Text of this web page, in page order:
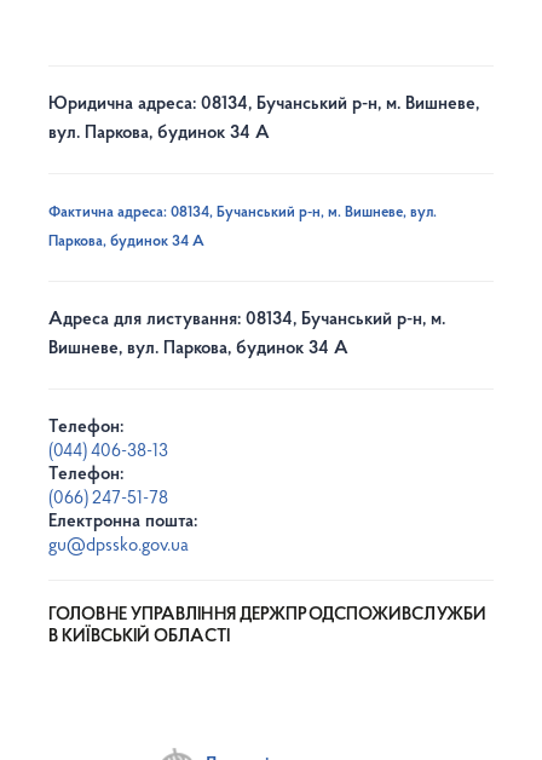
Юридична адреса: 08134, Бучанський р-н, м. Вишневе,
вул. Паркова, будинок 34 А
Фактична адреса: 08134, Бучанський р-н, м. Вишневе, вул.
Паркова, будинок 34 А
Адреса для листування: 08134, Бучанський р-н, м.
Вишневе, вул. Паркова, будинок 34 А
Телефон:
(044) 406-38-13
Телефон:
(066) 247-51-78
Електронна пошта:
gu@dpssko.gov.ua
ГОЛОВНЕ УПРАВЛІННЯ ДЕРЖПРОДСПОЖИВСЛУЖБИ
В КИЇВСЬКІЙ ОБЛАСТІ